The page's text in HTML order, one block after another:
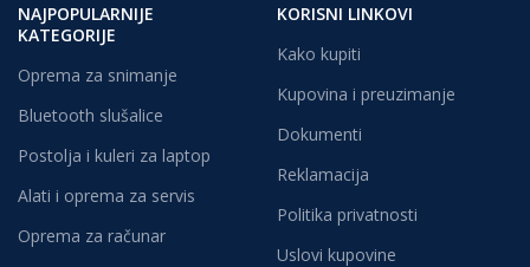
NAJPOPULARNIJE
KATEGORIJE
Oprema za snimanje
Bluetooth slušalice
Postolja i kuleri za laptop
Alati i oprema za servis
Oprema za računar
KORISNI LINKOVI
Kako kupiti
Kupovina i preuzimanje
Dokumenti
Reklamacija
Politika privatnosti
Uslovi kupovine